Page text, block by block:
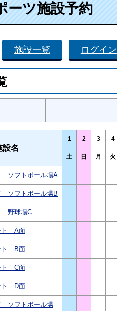
ーツ施設予約
施設一覧 ログイン
設名
1 2 3 4
土 日 月 火
ソフトボール場A
ソフトボール場B
野球場C
ト A面
ト B面
ト C面
ト D面
ソフトボール場